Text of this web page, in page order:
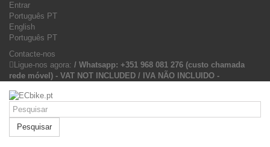
Entrar
Português PT
English
Português PT
Contacte-nos
Ligue-nos agora: / Whatsapp: +351 968 081 276 (custo chamada
rede móvel) - VAT NOT INCLUDED / IVA NÃO INCLUIDO -
Pesquisar